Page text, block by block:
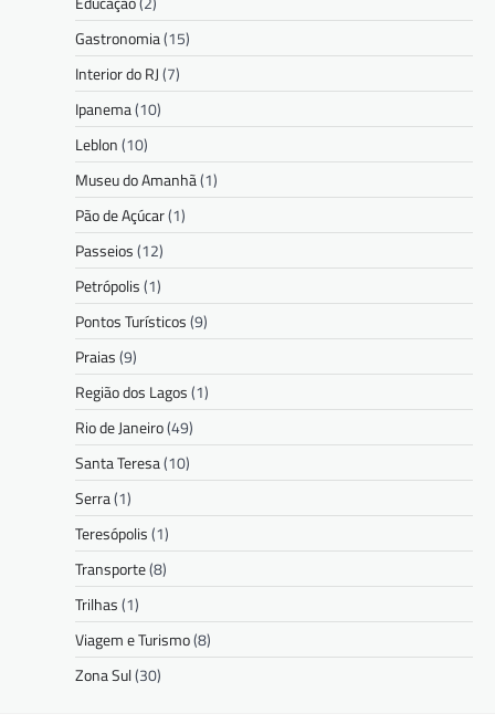
Gastronomia(15)
Interior do RJ(7)
Ipanema(10)
Leblon(10)
Museu do Amanhã(1)
Pão de Açúcar(1)
Passeios(12)
Petrópolis(1)
Pontos Turísticos(9)
Praias(9)
Região dos Lagos(1)
Rio de Janeiro(49)
Santa Teresa(10)
Serra(1)
Teresópolis(1)
Transporte(8)
Trilhas(1)
Viagem e Turismo(8)
Zona Sul(30)